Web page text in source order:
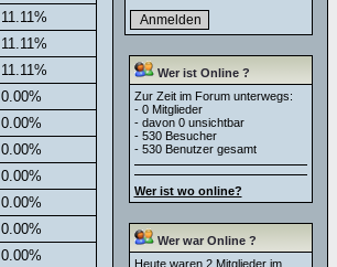
11.11%
11.11%
11.11%
0.00%
0.00%
0.00%
0.00%
0.00%
0.00%
0.00%
Wer ist Online ?
Zur Zeit im Forum unterwegs:
- 0 Mitglieder
- davon 0 unsichtbar
- 530 Besucher
- 530 Benutzer gesamt
Wer ist wo online?
Wer war Online ?
Heute waren 2 Mitglieder im